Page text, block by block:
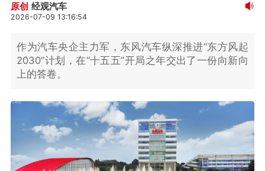
原创 经观汽车
2026-07-09 13:16:54
作为汽车央企主力军，东风汽车纵深推进“东方风起
2030”计划，在“十五五”开局之年交出了一份向新向
上的答卷。